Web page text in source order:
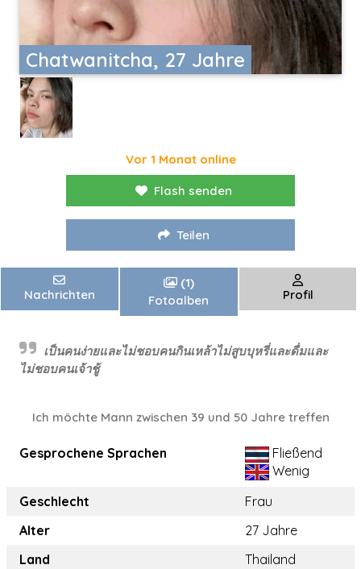
Chatwanitcha, 27 Jahre
Vor 1 Monat online
Flash senden
Teilen
Nachrichten
(1)
Fotoalben
Profil
เป็นคนง่ายและไม่ชอบคนกินเหล้าไม่สูบบุหรี่และดื่มและ
ไม่ชอบคนเจ้าชู้
Ich möchte Mann zwischen 39 und 50 Jahre treffen
Gesprochene Sprachen
Fließend
Wenig
Geschlecht
Frau
Alter
27 Jahre
Land
Thailand